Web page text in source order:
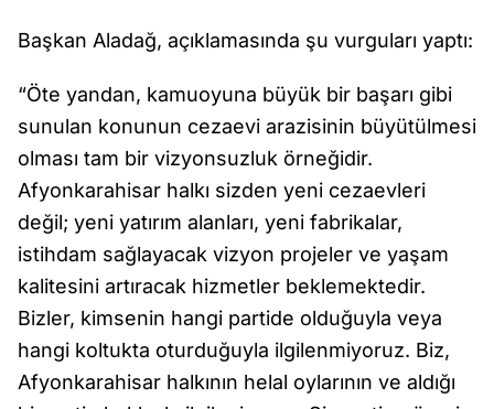
Başkan Aladağ, açıklamasında şu vurguları yaptı:
“Öte yandan, kamuoyuna büyük bir başarı gibi
sunulan konunun cezaevi arazisinin büyütülmesi
olması tam bir vizyonsuzluk örneğidir.
Afyonkarahisar halkı sizden yeni cezaevleri
değil; yeni yatırım alanları, yeni fabrikalar,
istihdam sağlayacak vizyon projeler ve yaşam
kalitesini artıracak hizmetler beklemektedir.
Bizler, kimsenin hangi partide olduğuyla veya
hangi koltukta oturduğuyla ilgilenmiyoruz. Biz,
Afyonkarahisar halkının helal oylarının ve aldığı